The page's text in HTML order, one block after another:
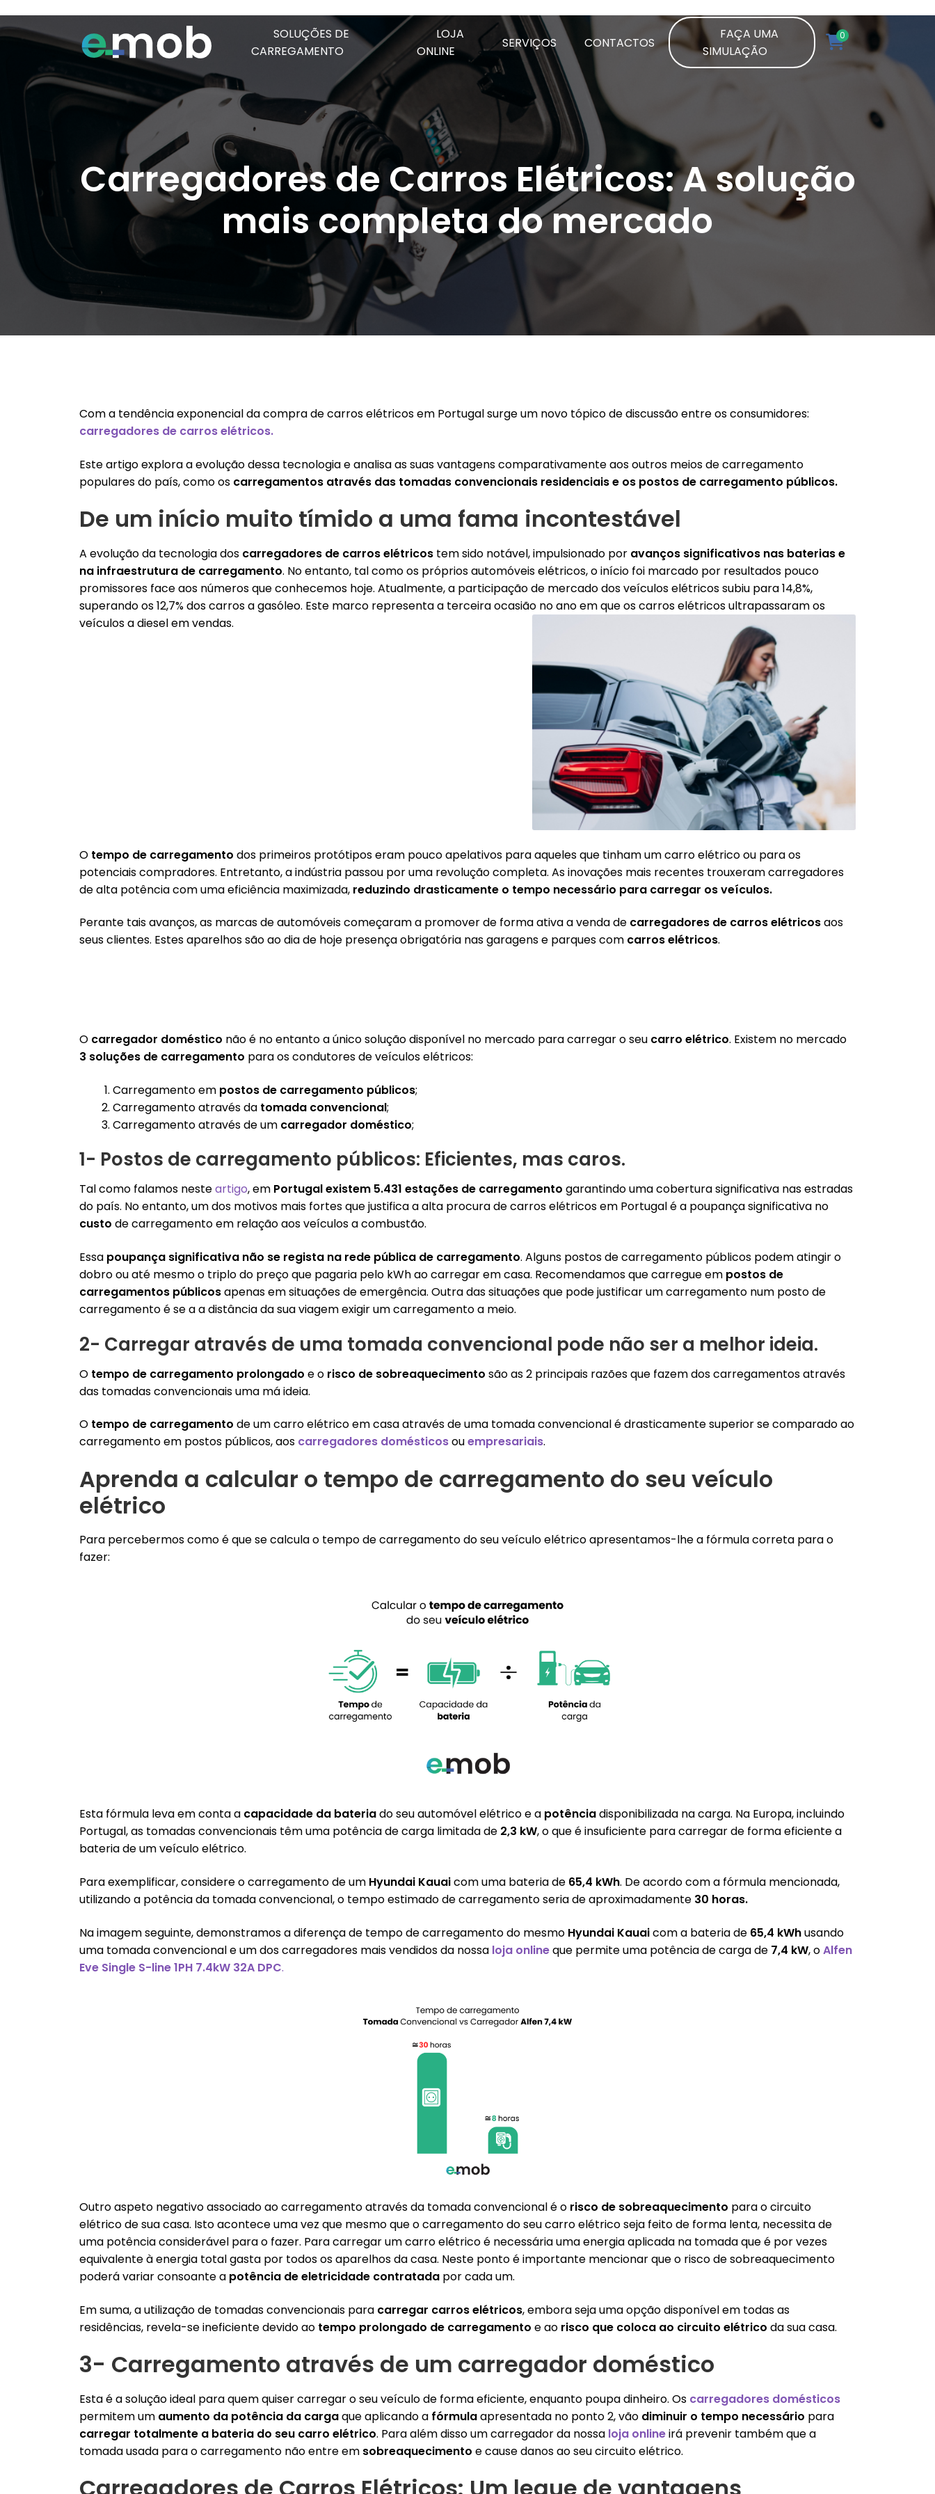
SOLUÇÕES DE
CARREGAMENTO
LOJA
ONLINE
SERVIÇOS CONTACTOS
FAÇA UMA
SIMULAÇÃO
0
Carregadores de Carros Elétricos: A solução
mais completa do mercado
Com a tendência exponencial da compra de carros elétricos em Portugal surge um novo tópico de discussão entre os consumidores:
carregadores de carros elétricos.
Este artigo explora a evolução dessa tecnologia e analisa as suas vantagens comparativamente aos outros meios de carregamento
populares do país, como os carregamentos através das tomadas convencionais residenciais e os postos de carregamento públicos.
De um início muito tímido a uma fama incontestável
A evolução da tecnologia dos carregadores de carros elétricos tem sido notável, impulsionado por avanços significativos nas baterias e
na infraestrutura de carregamento. No entanto, tal como os próprios automóveis elétricos, o início foi marcado por resultados pouco
promissores face aos números que conhecemos hoje. Atualmente, a participação de mercado dos veículos elétricos subiu para 14,8%,
superando os 12,7% dos carros a gasóleo. Este marco representa a terceira ocasião no ano em que os carros elétricos ultrapassaram os
veículos a diesel em vendas.
O tempo de carregamento dos primeiros protótipos eram pouco apelativos para aqueles que tinham um carro elétrico ou para os
potenciais compradores. Entretanto, a indústria passou por uma revolução completa. As inovações mais recentes trouxeram carregadores
de alta potência com uma eficiência maximizada, reduzindo drasticamente o tempo necessário para carregar os veículos.
Perante tais avanços, as marcas de automóveis começaram a promover de forma ativa a venda de carregadores de carros elétricosaos
seus clientes. Estes aparelhos são ao dia de hoje presença obrigatória nas garagens e parques com carros elétricos.
O carregador doméstico não é no entanto a único solução disponível no mercado para carregar o seu carro elétrico. Existem no mercado
3 soluções de carregamento para os condutores de veículos elétricos:
Carregamento em postos de carregamento públicos;
Carregamento através da tomada convencional;
Carregamento através de um carregador doméstico;
1- Postos de carregamento públicos: Eficientes, mas caros.
Tal como falamos nesteartigo, em Portugal existem 5.431 estações de carregamento garantindo uma cobertura significativa nas estradas
do país. No entanto, um dos motivos mais fortes que justifica a alta procura de carros elétricos em Portugal é a poupança significativa no
custo de carregamento em relação aos veículos a combustão.
Essa poupança significativa não se regista na rede pública de carregamento. Alguns postos de carregamento públicos podem atingir o
dobro ou até mesmo o triplo do preço que pagaria pelo kWh ao carregar em casa. Recomendamos que carregue em postos de
carregamentos públicosapenasem situações de emergência. Outra das situações que pode justificar um carregamento num posto de
carregamento é se a a distância da sua viagem exigir um carregamento a meio.
2- Carregar através de uma tomada convencional pode não ser a melhor ideia.
O tempo de carregamento prolongado e o risco de sobreaquecimento são as 2 principais razões que fazem dos carregamentos através
das tomadas convencionais uma má ideia.
O tempo de carregamento de um carro elétrico em casa através de uma tomada convencional é drasticamente superior se comparado ao
carregamento em postos públicos, aos carregadores domésticosouempresariais.
Aprenda a calcular o tempo de carregamento do seu veículo
elétrico
Para percebermos como é que se calcula o tempo de carregamento do seu veículo elétrico apresentamos-lhe a fórmula correta para o
fazer:
Esta fórmula leva em conta a capacidade da bateriado seu automóvel elétrico e a potênciadisponibilizada na carga. Na Europa, incluindo
Portugal, as tomadas convencionais têm uma potência de carga limitada de 2,3 kW, o que é insuficiente para carregar de forma eficiente a
bateria de um veículo elétrico.
Para exemplificar, considere o carregamento de um Hyundai Kauaicom uma bateria de 65,4 kWh. De acordo com a fórmula mencionada,
utilizando a potência da tomada convencional, o tempo estimado de carregamento seria de aproximadamente 30 horas.
Na imagem seguinte, demonstramos a diferença de tempo de carregamento do mesmo Hyundai Kauaicom a bateria de 65,4 kWhusando
uma tomada convencional e um dos carregadores mais vendidos da nossa loja onlineque permite uma potência de carga de 7,4 kW, oAlfen
Eve Single S-line 1PH 7.4kW 32A DPC.
Outro aspeto negativo associado ao carregamento através da tomada convencional é o risco de sobreaquecimento para o circuito
elétrico de sua casa. Isto acontece uma vez que mesmo que o carregamento do seu carro elétrico seja feito de forma lenta, necessita de
uma potência considerável para o fazer. Para carregar um carro elétrico é necessária uma energia aplicada na tomada que é por vezes
equivalente à energia total gasta por todos os aparelhos da casa. Neste ponto é importante mencionar que o risco de sobreaquecimento
poderá variar consoante a potência de eletricidade contratada por cada um.
Em suma, a utilização de tomadas convencionais para carregar carros elétricos, embora seja uma opção disponível em todas as
residências, revela-se ineficiente devido ao tempo prolongado de carregamento e ao risco que coloca ao circuito elétrico da sua casa.
3- Carregamento através de um carregador doméstico
Esta é a solução ideal para quem quiser carregar o seu veículo de forma eficiente, enquanto poupa dinheiro. Os carregadores domésticos
permitem um aumento da potência da cargaque aplicando a fórmulaapresentada no ponto 2, vão diminuir o tempo necessário para
carregar totalmente a bateria do seu carro elétrico. Para além disso um carregador da nossa loja onlineirá prevenir também que a
tomada usada para o carregamento não entre em sobreaquecimento e cause danos ao seu circuito elétrico.